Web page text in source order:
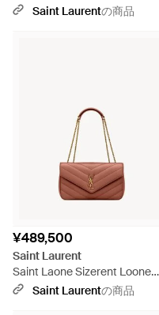
ノ（キルティングナッパレザ
Saint Laurentの商品
¥489,500
Saint Laurent
Saint Laone Sizerent Loone
Sizeloone Size ミディアム（マ
Saint Laurentの商品